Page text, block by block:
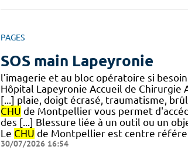
PAGES
SOS main Lapeyronie
l’imagerie et au bloc opératoire si
Hôpital Lapeyronie Accueil de Chirurgie
[...] plaie, doigt écrasé, traumatisme,
CHU de Montpellier vous permet
des [...] Blessure liée à un outil ou un
Le CHU de Montpellier est centre
30/07/2026 16:54